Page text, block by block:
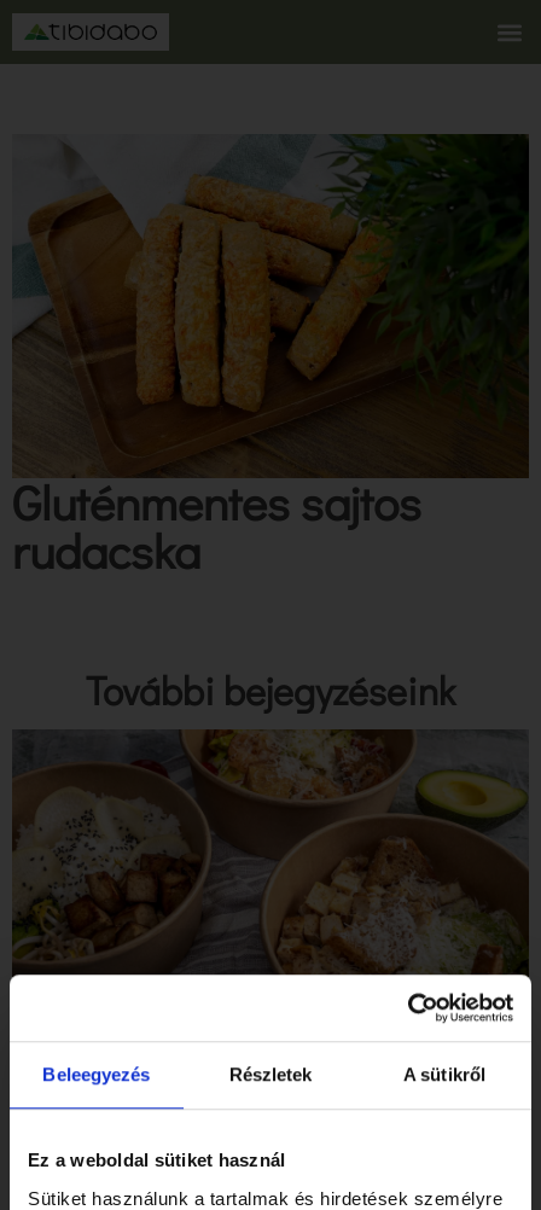
Beleegyezés Részletek A sütikről
Ez a weboldal sütiket használ
Sütiket használunk a tartalmak és hirdetések személyre
Gluténmentes sajtos
rudacska
További bejegyzéseink
Tibidabo Gluténmentes Étterem & Pékség a SZIGET
Elolvasom